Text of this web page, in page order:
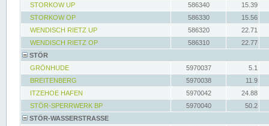
STORKOW UP
586340
15.39
STORKOW OP
586330
15.56
WENDISCH RIETZ UP
586320
22.71
WENDISCH RIETZ OP
586310
22.77
STÖR
GRÖNHUDE
5970037
5.1
BREITENBERG
5970038
11.9
ITZEHOE HAFEN
5970042
24.88
STÖR-SPERRWERK BP
5970040
50.2
STÖR-WASSERSTRASSE